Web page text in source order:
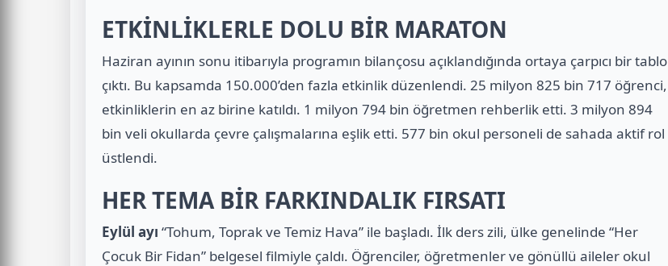
ETKİNLİKLERLE DOLU BİR MARATON
Haziran ayının sonu itibarıyla programın bilançosu açıklandığında ortaya çarpıcı bir tablo
çıktı. Bu kapsamda 150.000’den fazla etkinlik düzenlendi. 25 milyon 825 bin 717 öğrenci,
etkinliklerin en az birine katıldı. 1 milyon 794 bin öğretmen rehberlik etti. 3 milyon 894
bin veli okullarda çevre çalışmalarına eşlik etti. 577 bin okul personeli de sahada aktif rol
üstlendi.
HER TEMA BİR FARKINDALIK FIRSATI
Eylül ayı “Tohum, Toprak ve Temiz Hava” ile başladı. İlk ders zili, ülke genelinde “Her
Çocuk Bir Fidan” belgesel filmiyle çaldı. Öğrenciler, öğretmenler ve gönüllü aileler okul